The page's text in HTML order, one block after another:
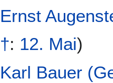
Ernst
†: 12. Mai)
Karl Bauer